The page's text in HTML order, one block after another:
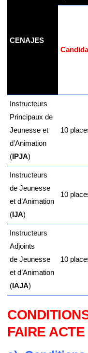
CENAJES
Instructeurs
Principaux de
Jeunesse et
d’Animation
(IPJA)
10
Instructeurs
de Jeunesse
et d’Animation
(IJA)
10
Instructeurs
Adjoints
de Jeunesse
et d’Animation
(IAJA)
10
FAIRE